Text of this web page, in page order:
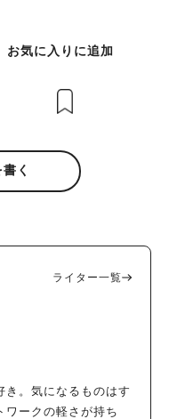
お気に入りに追加
く
ライター一覧
き。気になるものはす
ワークの軽さが持ち